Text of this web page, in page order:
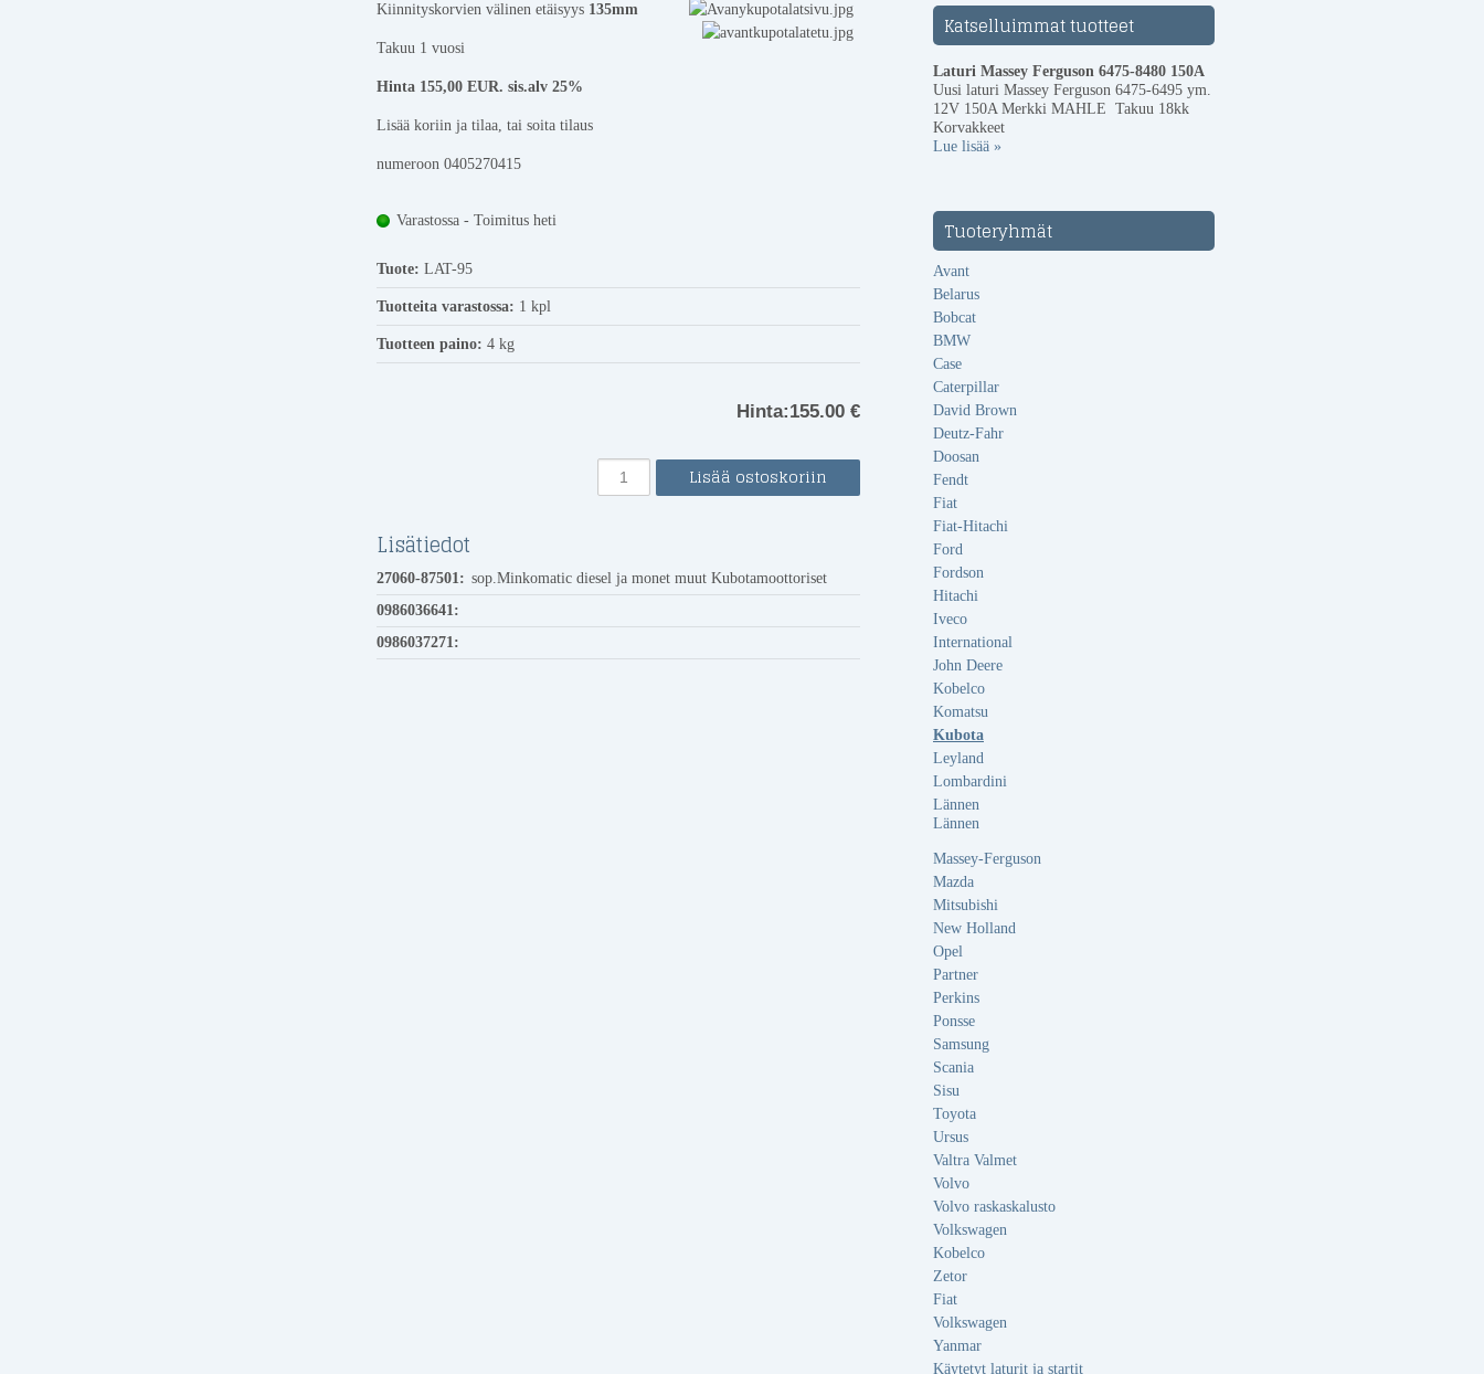
Kiinnityskorvien välinen etäisyys 135mm
Takuu 1 vuosi
Hinta 155,00 EUR. sis.alv 25%
Lisää koriin ja tilaa, tai soita tilaus
numeroon 0405270415
Varastossa - Toimitus heti
Tuote: LAT-95
Tuotteita varastossa: 1 kpl
Tuotteen paino: 4 kg
Hinta:155.00 €
Lisätiedot
27060-87501: sop.Minkomatic diesel ja monet muut Kubotamoottoriset
0986036641:
0986037271:
Katselluimmat tuotteet
Laturi Massey Ferguson 6475-8480 150A
Uusi laturi Massey Ferguson 6475-6495 ym.
12V 150A Merkki MAHLE Takuu 18kk
Korvakkeet
Lue lisää »
Tuoteryhmät
Avant
Belarus
Bobcat
BMW
Case
Caterpillar
David Brown
Deutz-Fahr
Doosan
Fendt
Fiat
Fiat-Hitachi
Ford
Fordson
Hitachi
Iveco
International
John Deere
Kobelco
Komatsu
Kubota
Leyland
Lombardini
Lännen
Lännen
Massey-Ferguson
Mazda
Mitsubishi
New Holland
Opel
Partner
Perkins
Ponsse
Samsung
Scania
Sisu
Toyota
Ursus
Valtra Valmet
Volvo
Volvo raskaskalusto
Volkswagen
Kobelco
Zetor
Fiat
Volkswagen
Yanmar
Käytetyt laturit ja startit